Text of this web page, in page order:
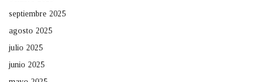
septiembre 2025
agosto 2025
julio 2025
junio 2025